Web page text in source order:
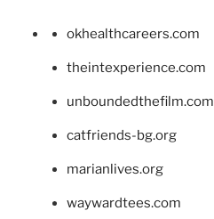
okhealthcareers.com
theintexperience.com
unboundedthefilm.com
catfriends-bg.org
marianlives.org
waywardtees.com